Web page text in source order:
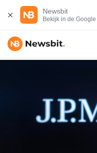
Newsbit
Bekijk in de